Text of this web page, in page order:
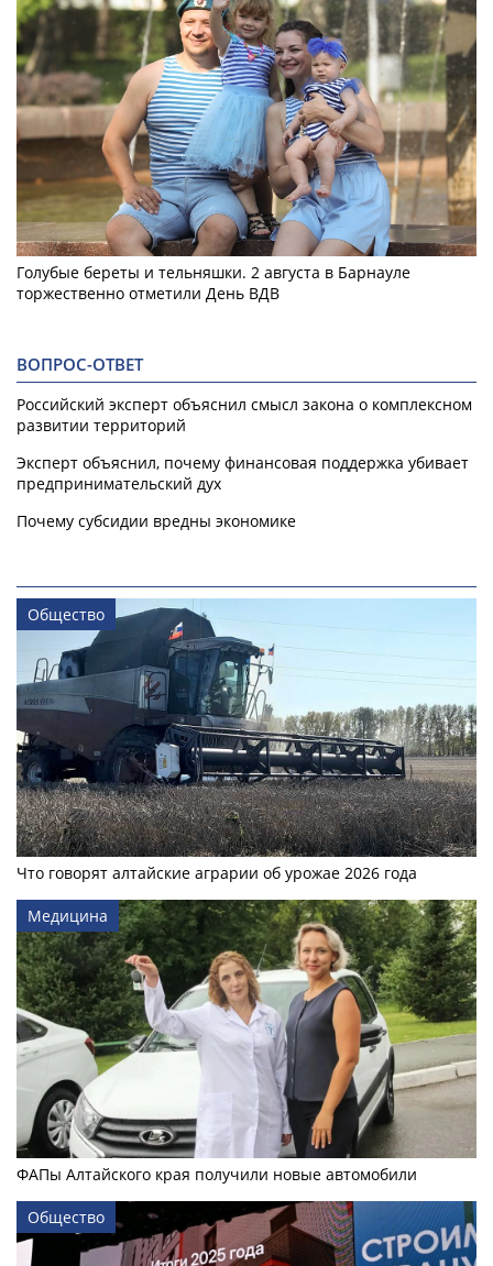
Голубые береты и тельняшки. 2 августа в Барнауле
торжественно отметили День ВДВ
ВОПРОС-ОТВЕТ
Российский эксперт объяснил смысл закона о комплексном
развитии территорий
Эксперт объяснил, почему финансовая поддержка убивает
предпринимательский дух
Почему субсидии вредны экономике
Общество
Что говорят алтайские аграрии об урожае 2026 года
Медицина
ФАПы Алтайского края получили новые автомобили
Общество